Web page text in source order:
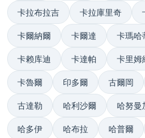
卡拉布拉吉 卡拉庫里奇
卡爾納爾 卡爾達 卡瑪哈
卡赖库迪 卡達帕 卡里姆
卡魯爾 印多爾 古爾岡
古達勒 哈利沙爾 哈努曼
哈多伊 哈布拉 哈普爾